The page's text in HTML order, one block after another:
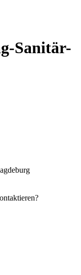
Sanitär-